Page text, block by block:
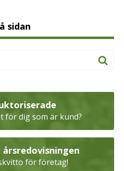
sidan
för dig som är kund?
för företag!